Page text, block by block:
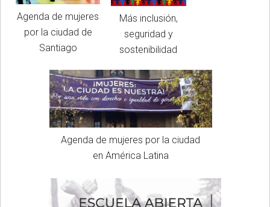
Agenda de mujeres
por la ciudad de
Santiago
Más inclusión,
seguridad y
sostenibilidad
Agenda de mujeres por la ciudad
en América Latina